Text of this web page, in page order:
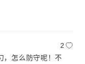
2
，怎么防守呢！不